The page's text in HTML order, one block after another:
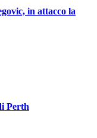
in attacco la
Perth